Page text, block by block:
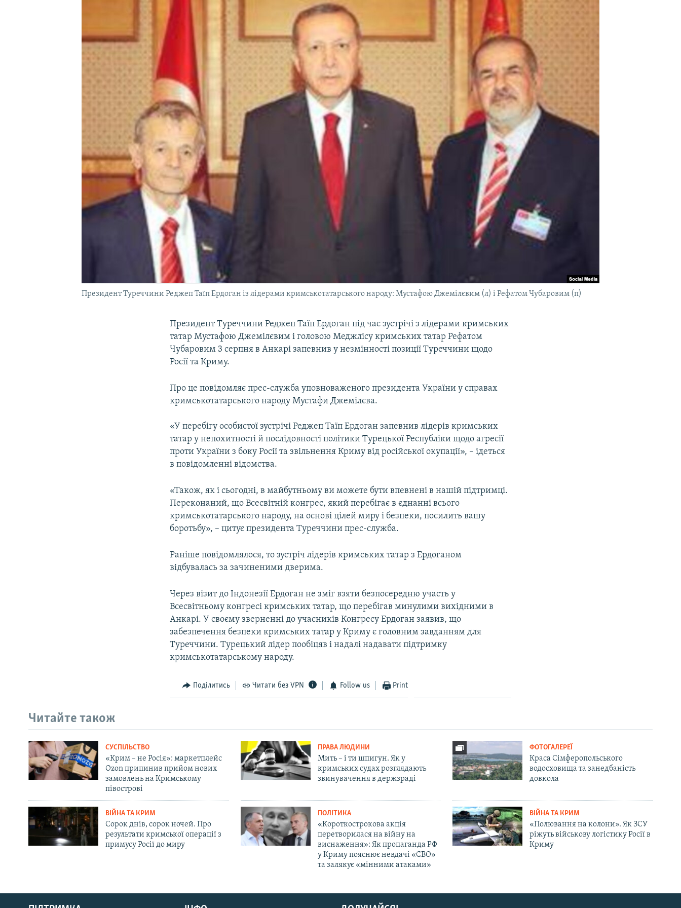
УКРАЇНСЬКА ПРОБЛЕМА КРИМУ
Русский
Президент Туреччини Реджеп Таїп Ердоган із лідерами кримськотатарського народу: Мустафою Джемілєвим (л) і Рефатом Чубаровим (п)
Президент Туреччини Реджеп Таїп Ердоган під час зустрічі з лідерами кримських
татар Мустафою Джемілєвим і головою Меджлісу кримських татар Рефатом
Чубаровим 3 серпня в Анкарі запевнив у незмінності позиції Туреччини щодо
Росії та Криму.
Про це повідомляє прес-служба уповноваженого президента України у справах
кримськотатарського народу Мустафи Джемілєва.
«У перебігу особистої зустрічі Реджеп Таїп Ердоган запевнив лідерів кримських
татар у непохитності й послідовності політики Турецької Республіки щодо агресії
проти України з боку Росії та звільнення Криму від російської окупації», – ідеться
в повідомленні відомства.
«Також, як і сьогодні, в майбутньому ви можете бути впевнені в нашій підтримці.
Переконаний, що Всесвітній конгрес, який перебігає в єднанні всього
кримськотатарського народу, на основі цілей миру і безпеки, посилить вашу
боротьбу», – цитує президента Туреччини прес-служба.
Раніше повідомлялося, то зустріч лідерів кримських татар з Ердоганом
відбувалась за зачиненими дверима.
Через візит до Індонезії Ердоган не зміг взяти безпосередню участь у
Всесвітньому конгресі кримських татар, що перебігав минулими вихідними в
Анкарі. У своєму зверненні до учасників Конгресу Ердоган заявив, що
забезпечення безпеки кримських татар у Криму є головним завданням для
Туреччини. Турецький лідер пообіцяв і надалі надавати підтримку
кримськотатарському народу.
Поділитись Читати без VPN Follow us Print
Читайте також
СУСПІЛЬСТВО
«Крим – не Росія»: маркетплейс
Ozon припинив прийом нових
замовлень на Кримському
півострові
ПРАВА ЛЮДИНИ
Мить – і ти шпигун. Як у
кримських судах розглядають
звинувачення в держзраді
ФОТОГАЛЕРЕЇ
Краса Сімферопольського
водосховища та занедбаність
довкола
ВІЙНА ТА КРИМ
Сорок днів, сорок ночей. Про
результати кримської операції з
примусу Росії до миру
ПОЛІТИКА
«Короткострокова акція
перетворилася на війну на
виснаження»: Як пропаганда РФ
у Криму пояснює невдачі «СВО»
та залякує «мінними атаками»
ВІЙНА ТА КРИМ
«Полювання на колони». Як ЗСУ
ріжуть військову логістику Росії в
Криму